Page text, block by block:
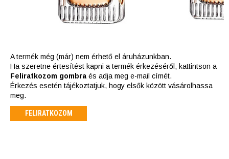
A termék még (már) nem érhető el áruházunkban.
Ha szeretne értesítést kapni a termék érkezéséről, kattintson a
Feliratkozom gombra és adja meg e-mail címét.
Érkezés esetén tájékoztatjuk, hogy elsők között vásárolhassa
meg.
FELIRATKOZOM